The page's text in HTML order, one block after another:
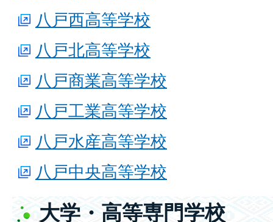
八戸西高等学校
八戸北高等学校
八戸商業高等学校
八戸工業高等学校
八戸水産高等学校
八戸中央高等学校
大学・高等専門学校